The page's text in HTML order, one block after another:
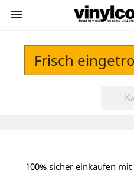

Frisch
100% sicher einkaufen mit